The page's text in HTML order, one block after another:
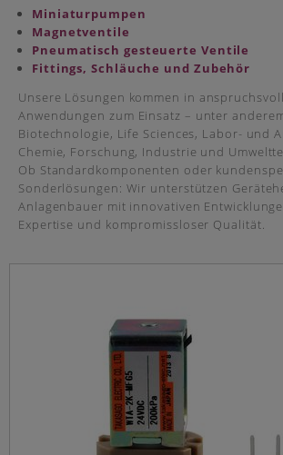
Miniaturpumpen
Magnetventile
Pneumatisch gesteuerte Ventile
Fittings, Schläuche und Zubehör
Unsere Lösungen kommen in
Anwendungen zum Einsatz – unter
Biotechnologie, Life Sciences, Labor- und
Chemie, Forschung, Industrie und
Ob Standardkomponenten oder
Sonderlösungen: Wir unterstützen
Anlagenbauer mit innovativen
Expertise und kompromissloser Qualität.